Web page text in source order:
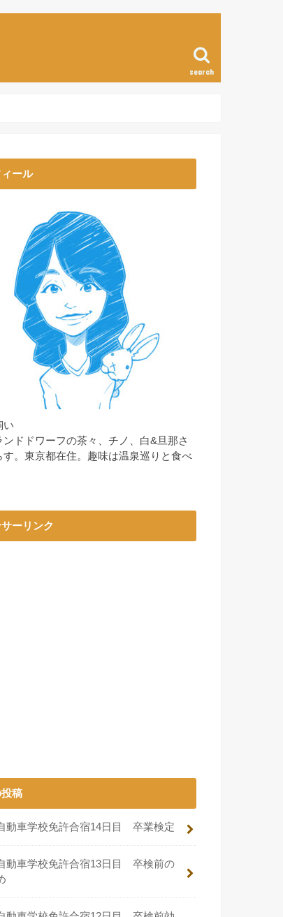
search
ール
い
ンドドワーフの茶々、チノ、白&旦那さ
す。東京都在住。趣味は温泉巡りと食べ
ーリンク
稿
動車学校免許合宿14日目 卒業検定
動車学校免許合宿13日目 卒検前の